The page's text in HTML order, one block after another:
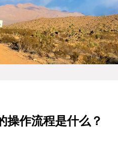
操作流程是什么？